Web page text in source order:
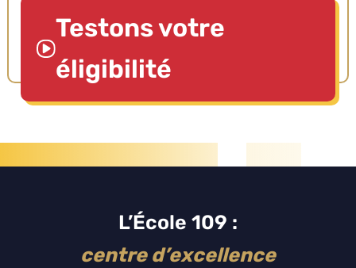
Testons votre
éligibilité
L’École 109 :
centre d’excellence